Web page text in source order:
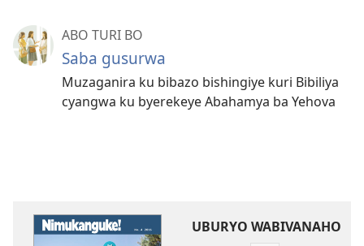
ABO TURI BO
Saba gusurwa
Muzaganira ku bibazo bishingiye kuri Bibiliya
cyangwa ku byerekeye Abahamya ba Yehova
UBURYO WABIVANAHO